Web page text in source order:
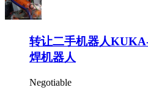
转让二手机器人
焊机器人
Negotiable